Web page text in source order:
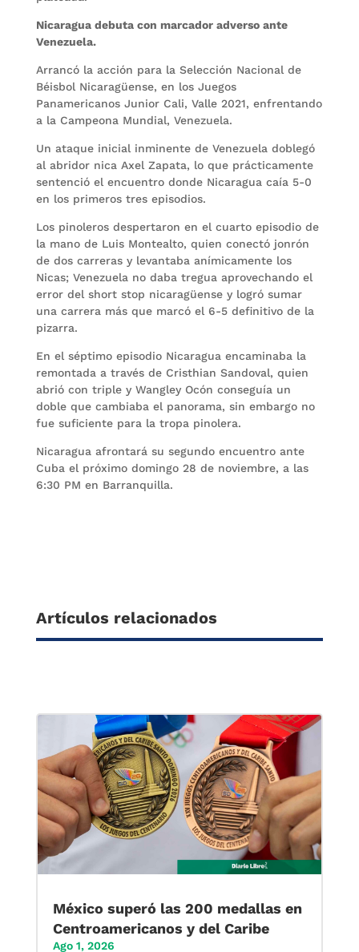
Nicaragua debuta con marcador adverso ante
Venezuela.
Arrancó la acción para la Selección Nacional de
Béisbol Nicaragüense, en los Juegos
Panamericanos Junior Cali, Valle 2021, enfrentando
a la Campeona Mundial, Venezuela.
Un ataque inicial inminente de Venezuela doblegó
al abridor nica Axel Zapata, lo que prácticamente
sentenció el encuentro donde Nicaragua caía 5-0
en los primeros tres episodios.
Los pinoleros despertaron en el cuarto episodio de
la mano de Luis Montealto, quien conectó jonrón
de dos carreras y levantaba anímicamente los
Nicas; Venezuela no daba tregua aprovechando el
error del short stop nicaragüense y logró sumar
una carrera más que marcó el 6-5 definitivo de la
pizarra.
En el séptimo episodio Nicaragua encaminaba la
remontada a través de Cristhian Sandoval, quien
abrió con triple y Wangley Ocón conseguía un
doble que cambiaba el panorama, sin embargo no
fue suficiente para la tropa pinolera.
Nicaragua afrontará su segundo encuentro ante
Cuba el próximo domingo 28 de noviembre, a las
6:30 PM en Barranquilla.
Artículos relacionados
México superó las 200 medallas en
Centroamericanos y del Caribe
Ago 1, 2026